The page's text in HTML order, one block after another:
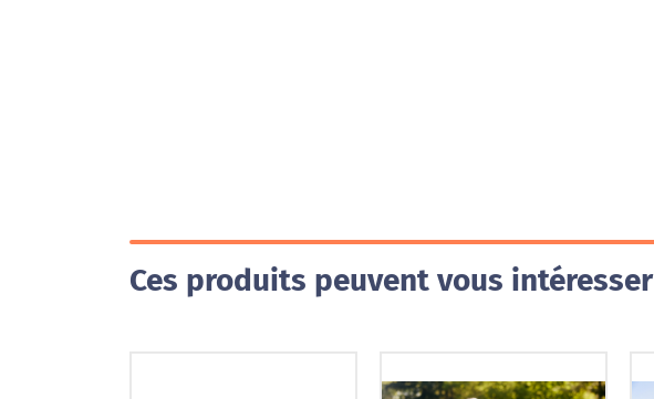
Ces produits peuvent vous intéresser